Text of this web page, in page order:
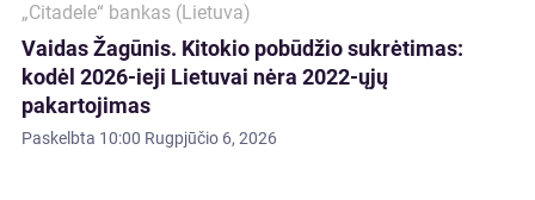
„Citadele“ bankas (Lietuva)
Vaidas Žagūnis. Kitokio pobūdžio sukrėtimas:
kodėl 2026-ieji Lietuvai nėra 2022-ųjų
pakartojimas
Paskelbta 10:00 Rugpjūčio 6, 2026